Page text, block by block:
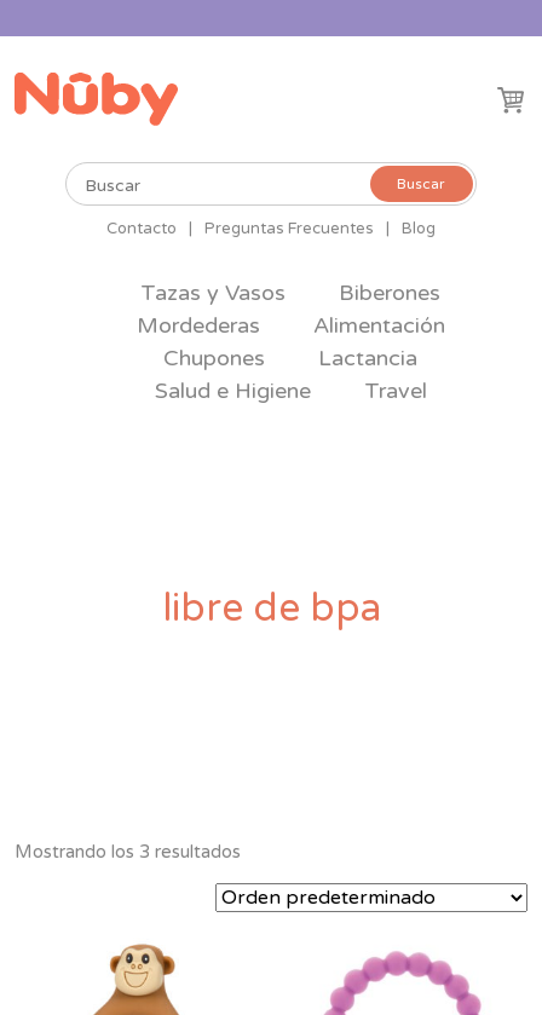
Buscar
Buscar
Contacto Preguntas Frecuentes Blog
Tazas y Vasos
Biberones
Mordederas
Alimentación
Chupones
Lactancia
Salud e Higiene
Travel
libre de bpa
Mostrando los 3 resultados